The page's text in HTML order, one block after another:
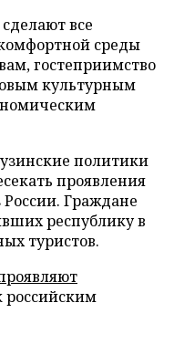
все
среды
гостеприимство
культурным
политики
проявления
Граждане
республику в
туристов.